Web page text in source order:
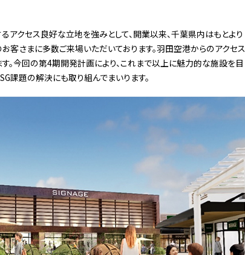
アクセス良好な立地を強みとして、開業以来、千葉県内はもとより
さまに多数ご来場いただいております。羽田空港からのアクセス
。今回の第4期開発計画により、これまで以上に魅力的な施設を目
課題の解決にも取り組んでまいります。